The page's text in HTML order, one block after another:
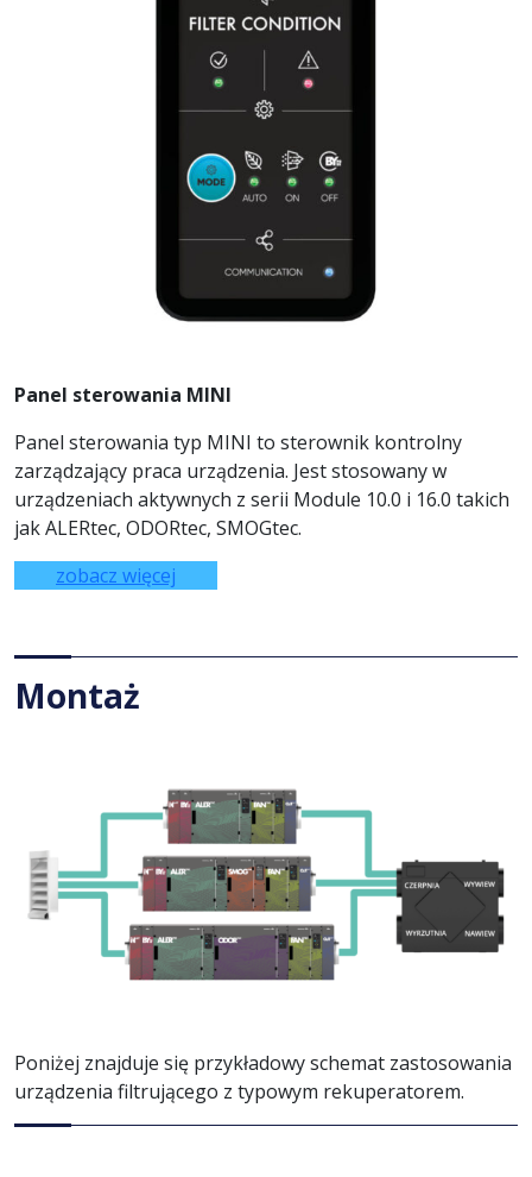
Panel sterowania MINI
Panel sterowania typ MINI to sterownik kontrolny
zarządzający praca urządzenia. Jest stosowany w
urządzeniach aktywnych z serii Module 10.0 i 16.0 takich
jak ALERtec, ODORtec, SMOGtec.
zobacz więcej
Montaż
Poniżej znajduje się przykładowy schemat zastosowania
urządzenia filtrującego z typowym rekuperatorem.